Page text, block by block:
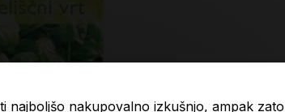
najboljšo nakupovalno izkušnjo, ampak